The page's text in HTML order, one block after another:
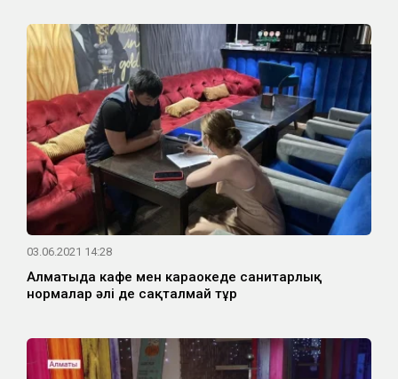
03.06.2021 14:28
Алматыда кафе мен караокеде санитарлық
нормалар әлі де сақталмай тұр